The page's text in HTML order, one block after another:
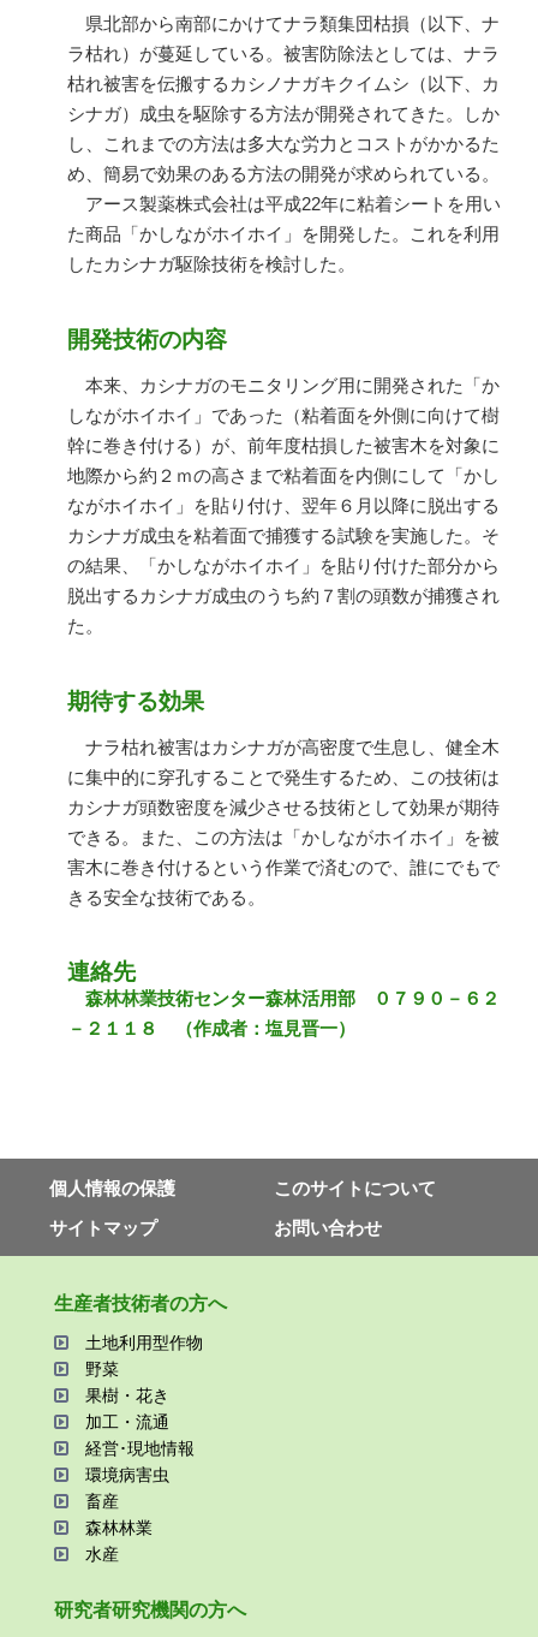
県北部から南部にかけてナラ類集団枯損（以下、ナ
ラ枯れ）が蔓延している。被害防除法としては、ナラ
枯れ被害を伝搬するカシノナガキクイムシ（以下、カ
シナガ）成虫を駆除する方法が開発されてきた。しか
し、これまでの方法は多大な労力とコストがかかるた
め、簡易で効果のある方法の開発が求められている。
アース製薬株式会社は平成22年に粘着シートを用い
た商品「かしながホイホイ」を開発した。これを利用
したカシナガ駆除技術を検討した。
開発技術の内容
本来、カシナガのモニタリング用に開発された「か
しながホイホイ」であった（粘着面を外側に向けて樹
幹に巻き付ける）が、前年度枯損した被害木を対象に
地際から約２ｍの高さまで粘着面を内側にして「かし
ながホイホイ」を貼り付け、翌年６月以降に脱出する
カシナガ成虫を粘着面で捕獲する試験を実施した。そ
の結果、「かしながホイホイ」を貼り付けた部分から
脱出するカシナガ成虫のうち約７割の頭数が捕獲され
た。
期待する効果
ナラ枯れ被害はカシナガが高密度で生息し、健全木
に集中的に穿孔することで発生するため、この技術は
カシナガ頭数密度を減少させる技術として効果が期待
できる。また、この方法は「かしながホイホイ」を被
害木に巻き付けるという作業で済むので、誰にでもで
きる安全な技術である。
連絡先
森林林業技術センター森林活用部 ０７９０－６２
－２１１８ （作成者：塩見晋一）
個⼈情報の保護
このサイトについて
サイトマップ
お問い合わせ
⽣産者技術者の⽅へ
⼟地利⽤型作物
野菜
果樹・花き
加⼯・流通
経営･現地情報
環境病害⾍
畜産
森林林業
⽔産
研究者研究機関の⽅へ